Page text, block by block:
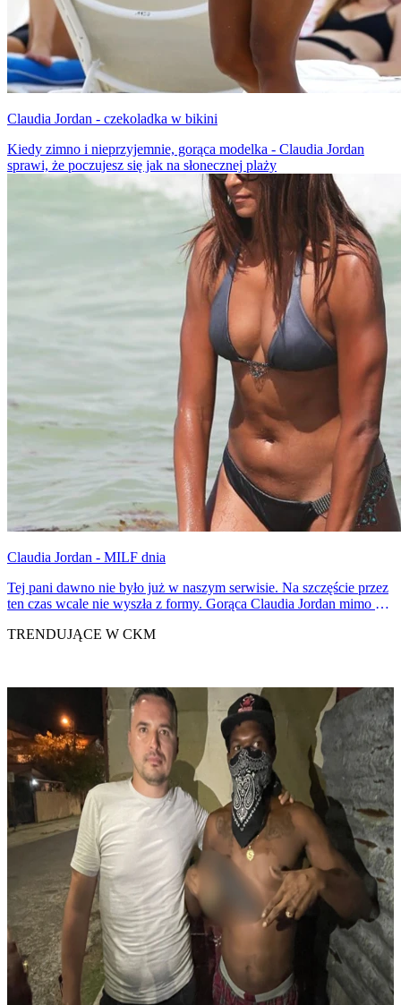
Claudia Jordan - czekoladka w bikini
Kiedy zimno i nieprzyjemnie, gorąca modelka - Claudia Jordan
sprawi, że poczujesz się jak na słonecznej plaży
Claudia Jordan - MILF dnia
Tej pani dawno nie było już w naszym serwisie. Na szczęście przez
ten czas wcale nie wyszła z formy. Gorąca Claudia Jordan mimo że
TRENDUJĄCE W CKM